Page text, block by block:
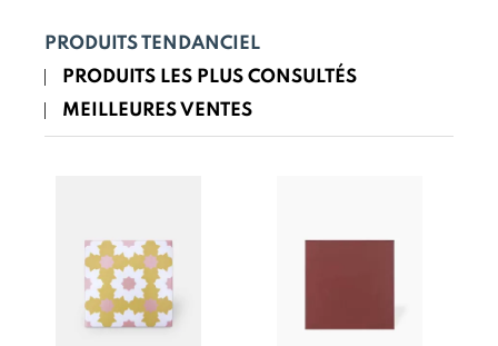
PRODUITS TENDANCIEL
PRODUITS LES PLUS CONSULTÉS
MEILLEURES VENTES